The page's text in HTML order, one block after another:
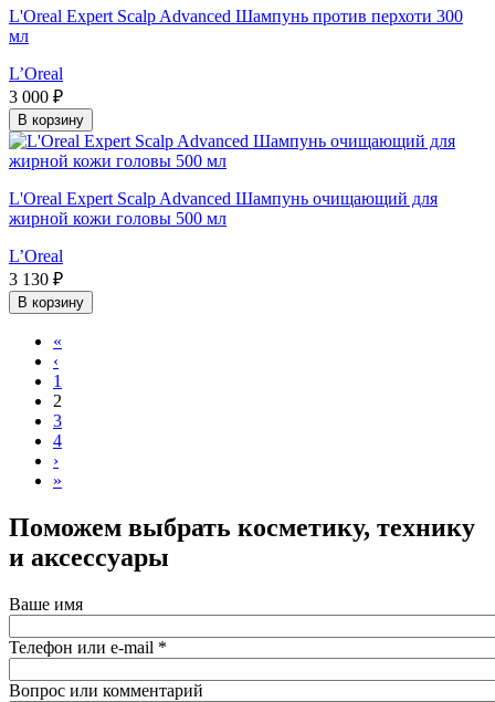
L'Oreal Expert Scalp Advanced Шампунь против перхоти 300
мл
L’Oreal
3 000 ₽
В корзину
L'Oreal Expert Scalp Advanced Шампунь очищающий для
жирной кожи головы 500 мл
L’Oreal
3 130 ₽
В корзину
«
‹
1
2
3
4
›
»
Поможем выбрать косметику, технику
и аксессуары
Ваше имя
Телефон или e-mail *
Вопрос или комментарий